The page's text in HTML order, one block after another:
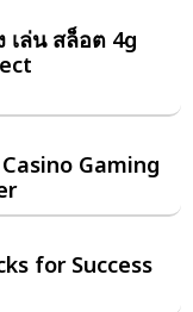
เล่น สล็อต 4g
Gaming
for Success